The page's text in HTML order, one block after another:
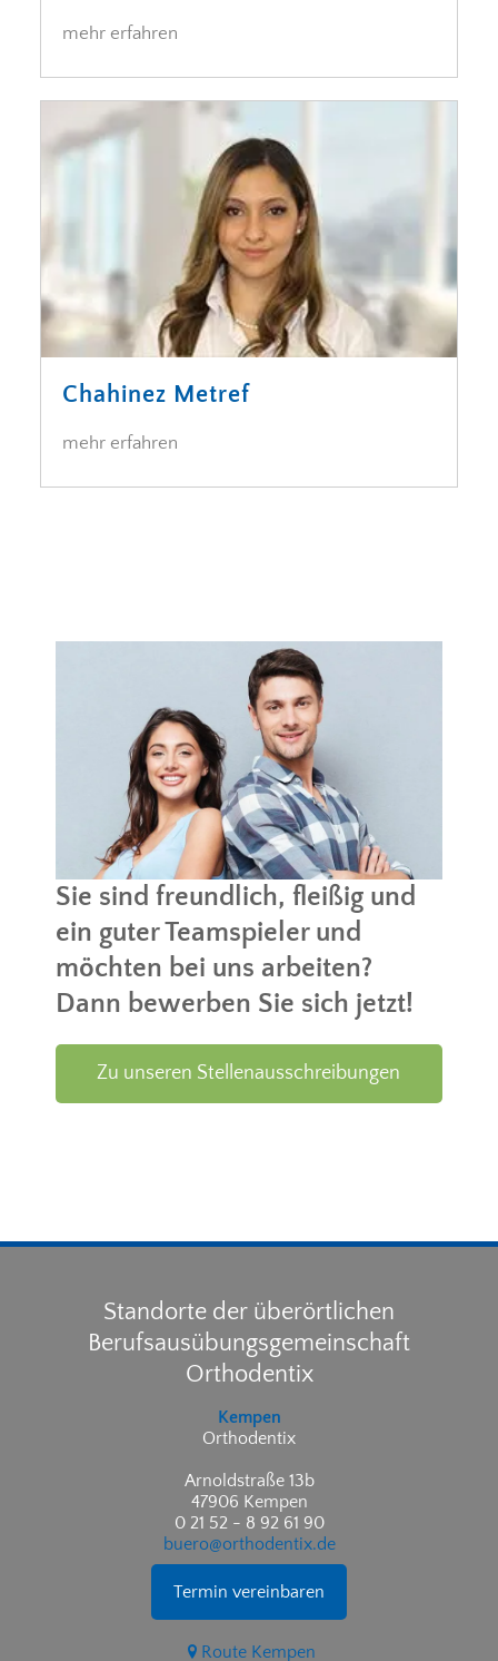
Chahinez Metref
Sie sind freundlich, fleißig und
ein guter Teamspieler und
möchten bei uns arbeiten?
Dann bewerben Sie sich jetzt!
Zu unseren Stellenausschreibungen
Standorte der überörtlichen
Berufsausübungsgemeinschaft
Orthodentix
Kempen
Orthodentix
Arnoldstraße 13b
47906 Kempen
0 21 52 - 8 92 61 90
buero@orthodentix.de
Termin vereinbaren
Route Kempen